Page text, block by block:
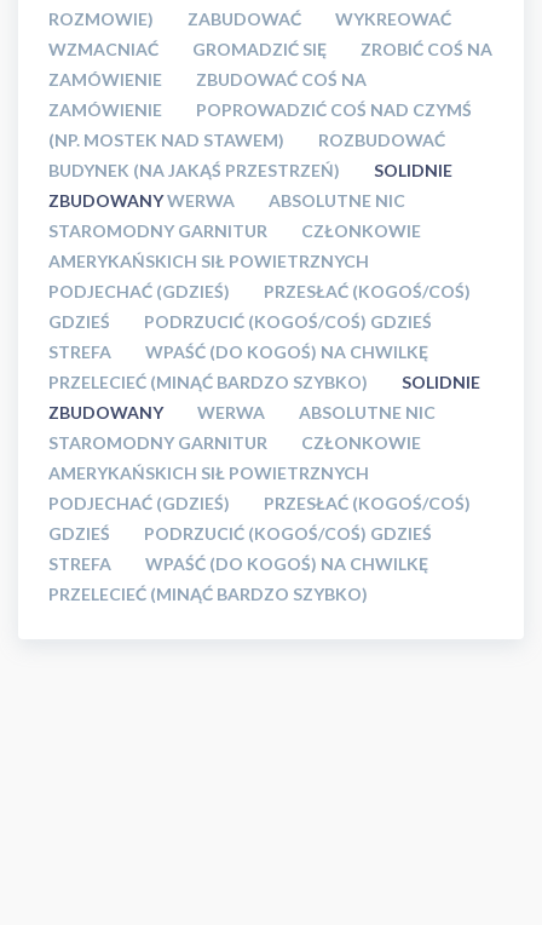
ROZMOWIE)
ZABUDOWAĆ
WYKREOWAĆ
WZMACNIAĆ
GROMADZIĆ SIĘ
ZROBIĆ COŚ NA
ZAMÓWIENIE
ZBUDOWAĆ COŚ NA
ZAMÓWIENIE
POPROWADZIĆ COŚ NAD CZYMŚ
(NP. MOSTEK NAD STAWEM)
ROZBUDOWAĆ
BUDYNEK (NA JAKĄŚ PRZESTRZEŃ)
SOLIDNIE
ZBUDOWANYWERWA
ABSOLUTNE NIC
STAROMODNY GARNITUR
CZŁONKOWIE
AMERYKAŃSKICH SIŁ POWIETRZNYCH
PODJECHAĆ (GDZIEŚ)
PRZESŁAĆ (KOGOŚ/COŚ)
GDZIEŚ
PODRZUCIĆ (KOGOŚ/COŚ) GDZIEŚ
STREFA
WPAŚĆ (DO KOGOŚ) NA CHWILKĘ
PRZELECIEĆ (MINĄĆ BARDZO SZYBKO)
SOLIDNIE
ZBUDOWANY
WERWA
ABSOLUTNE NIC
STAROMODNY GARNITUR
CZŁONKOWIE
AMERYKAŃSKICH SIŁ POWIETRZNYCH
PODJECHAĆ (GDZIEŚ)
PRZESŁAĆ (KOGOŚ/COŚ)
GDZIEŚ
PODRZUCIĆ (KOGOŚ/COŚ) GDZIEŚ
STREFA
WPAŚĆ (DO KOGOŚ) NA CHWILKĘ
PRZELECIEĆ (MINĄĆ BARDZO SZYBKO)